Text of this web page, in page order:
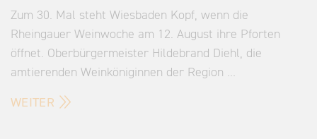
Zum 30. Mal steht Wiesbaden Kopf, wenn die
Rheingauer Weinwoche am 12. August ihre Pforten
öffnet. Oberbürgermeister Hildebrand Diehl, die
amtierenden Weinköniginnen der Region …
WEITER